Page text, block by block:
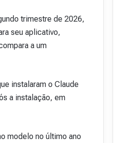
trimestre de 2026,
seu aplicativo,
a um
instalaram o Claude
a instalação, em
modelo no último ano